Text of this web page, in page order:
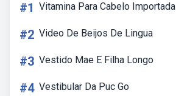
#1 Vitamina Para Cabelo Importada
#2 Video De Beijos De Lingua
#3 Vestido Mae E Filha Longo
#4 Vestibular Da Puc Go